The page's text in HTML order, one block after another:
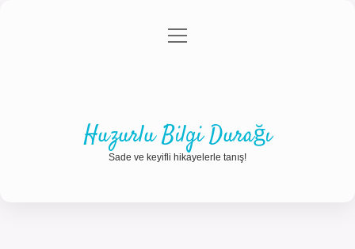
Gizlilik Politikası
menüyü
Huzurlu Bilgi Durağı
Sade ve keyifli hikayelerle tanış!